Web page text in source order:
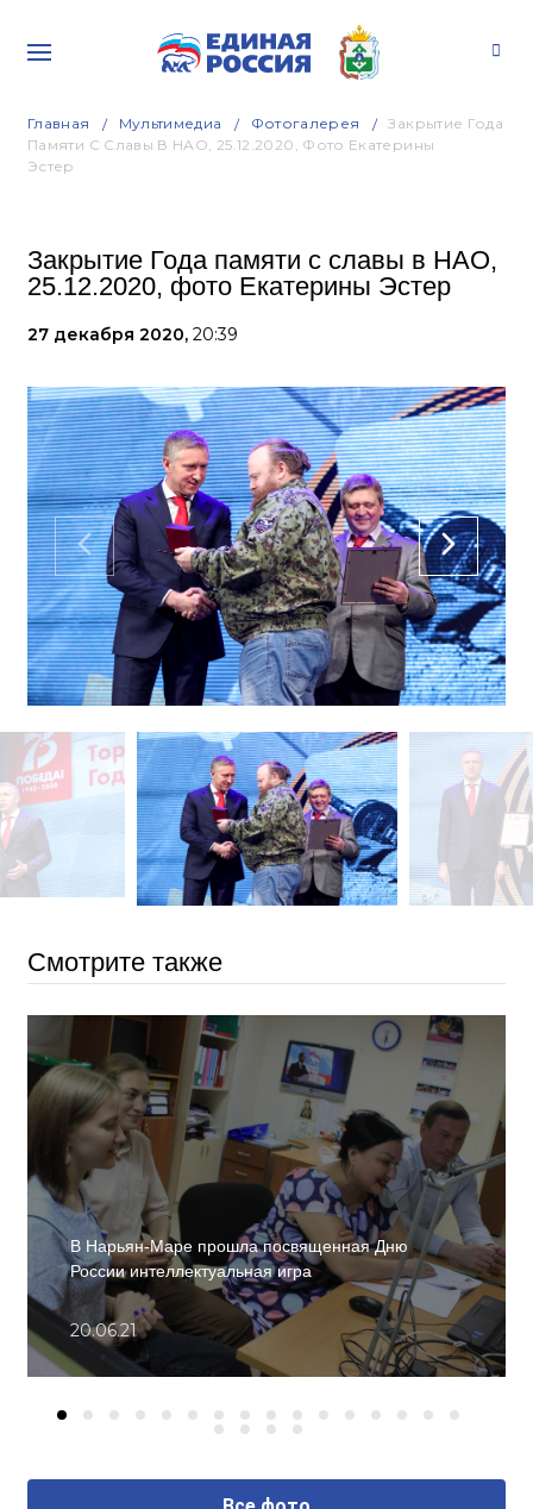
Главная Мультимедиа Фотогалерея
Закрытие Года
Памяти С Славы В НАО, 25.12.2020, Фото Екатерины
Эстер
Закрытие Года памяти с славы в НАО,
25.12.2020, фото Екатерины Эстер
27 декабря 2020, 20:39
Смотрите также
В Нарьян-Маре прошла посвященная Дню
России интеллектуальная игра
20.06.21